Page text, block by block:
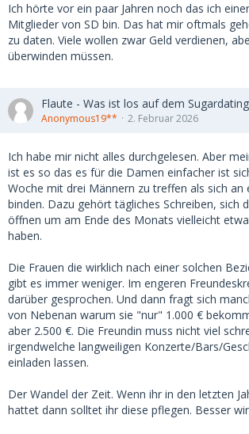
Ich hörte vor ein paar Jahren noch das ich
Mitglieder von SD bin. Das hat mir oftmals
zu daten. Viele wollen zwar Geld verdienen,
überwinden müssen.
Flaute - Was ist los auf dem
Anonymous19** 2. Februar 2026
Ich habe mir nicht alles durchgelesen. Aber
ist es so das es für die Damen einfacher ist
Woche mit drei Männern zu treffen als sich an
binden. Dazu gehört tägliches Schreiben, sich
öffnen um am Ende des Monats vielleicht
haben.
Die Frauen die wirklich nach einer solchen
gibt es immer weniger. Im engeren
darüber gesprochen. Und dann fragt sich
von Nebenan warum sie "nur" 1.000 €
aber 2.500 €. Die Freundin muss nicht viel
irgendwelche langweiligen Konzerte/Bars/
einladen lassen.
Der Wandel der Zeit. Wenn ihr in den letzten
hattet dann solltet ihr diese pflegen. Besser